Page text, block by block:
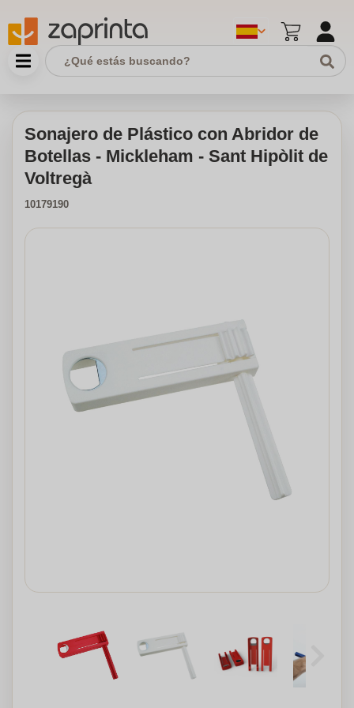
Sonajero de Plástico con Abridor de
Botellas - Mickleham - Sant Hipòlit de
Voltregà
10179190